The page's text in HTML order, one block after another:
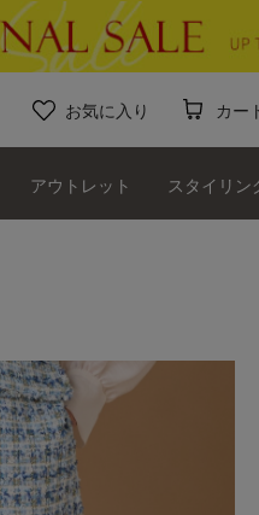
お気に入り カー
アウトレット スタイリン